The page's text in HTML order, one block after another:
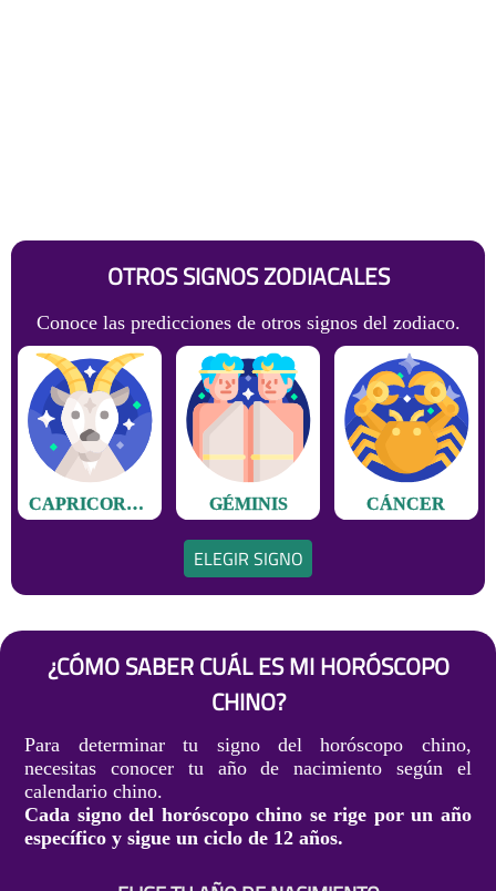
OTROS SIGNOS ZODIACALES
Conoce las predicciones de otros signos del zodiaco.
CAPRICORNIO GÉMINIS CÁNCER
ELEGIR SIGNO
¿CÓMO SABER CUÁL ES MI HORÓSCOPO
CHINO?
Para determinar tu signo del horóscopo chino,
necesitas conocer tu año de nacimiento según el
calendario chino.
Cada signo del horóscopo chino se rige por un año
específico y sigue un ciclo de 12 años.